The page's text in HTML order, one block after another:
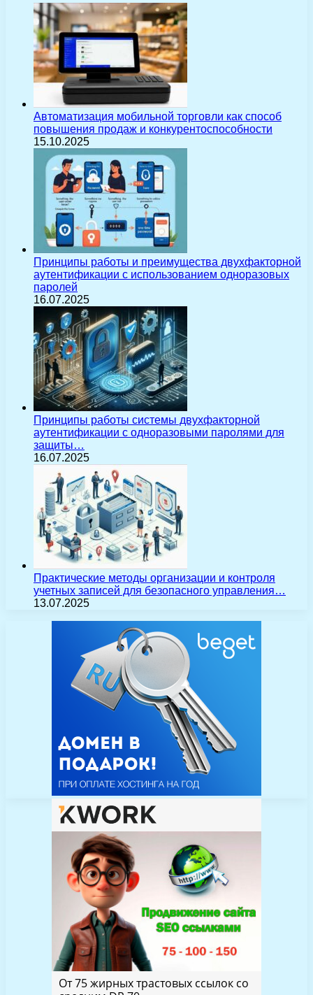
Автоматизация мобильной торговли как способ
повышения продаж и конкурентоспособности
15.10.2025
Принципы работы и преимущества двухфакторной
аутентификации с использованием одноразовых
паролей
16.07.2025
Принципы работы системы двухфакторной
аутентификации с одноразовыми паролями для
защиты…
16.07.2025
Практические методы организации и контроля
учетных записей для безопасного управления…
13.07.2025